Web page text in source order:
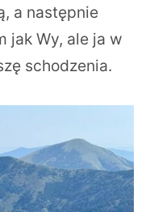
a następnie
jak Wy, ale ja w
schodzenia.